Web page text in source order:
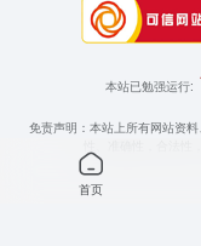
本站已勉强运行:
免责声明：本站上所有网站资
首页